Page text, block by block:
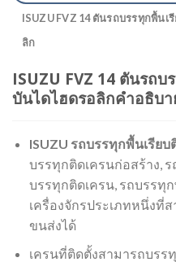
ISUZU FVZ 14 ตันรถบรรทุกพื้น
ลิก
ISUZU FVZ 14 ตันรถ
บันไดไฮดรอลิกคำอธิบา
ISUZU รถบรรทุกพื้นเรียบ
บรรทุกติดเครนก่อสร้าง,
บรรทุกติดเครน, รถบรรทุ
เครื่องจักรประเภทหนึ่งที่
ขนส่งได้
เครนที่ติดตั้งสามารถบรร